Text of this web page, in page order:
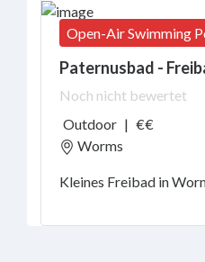
Open-Air Swimming
Paternusbad -
Noch nicht bewertet
Outdoor | €€
Worms
Kleines Freibad in